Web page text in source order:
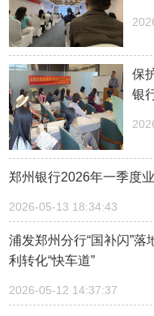
保
银
郑州银行2026年一季度
2026-05-13 18:34:43
浦发郑州分行“国补闪”
利转化“快车道”
2026-05-12 14:37:37